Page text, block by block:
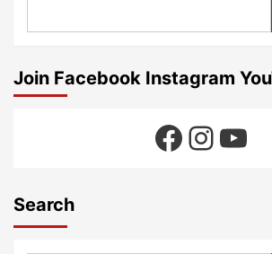
Join Facebook Instagram
Facebook
Search